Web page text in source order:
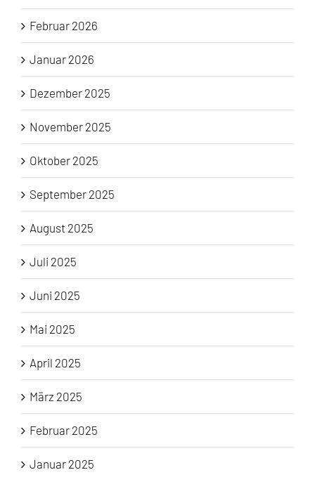
Februar 2026
Januar 2026
Dezember 2025
November 2025
Oktober 2025
September 2025
August 2025
Juli 2025
Juni 2025
Mai 2025
April 2025
März 2025
Februar 2025
Januar 2025